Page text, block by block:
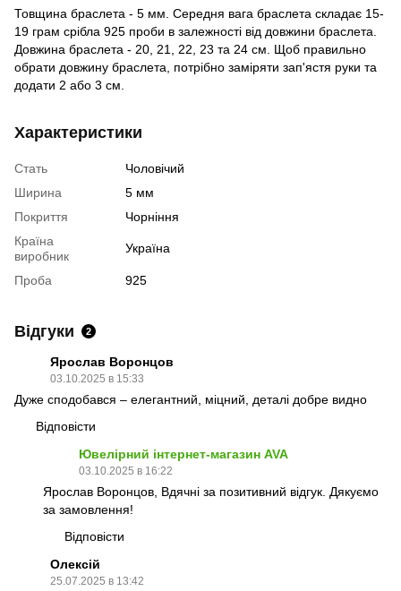
Товщина браслета - 5 мм. Середня вага браслета складає 15-
19 грам срібла 925 проби в залежності від довжини браслета.
Довжина браслета - 20, 21, 22, 23 та 24 см. Щоб правильно
обрати довжину браслета, потрібно заміряти зап'ястя руки та
додати 2 або 3 см.
Характеристики
Стать
Чоловічий
Ширина
5 мм
Покриття
Чорніння
Країна
виробник
Україна
Проба 925
Відгуки 2
Ярослав Воронцов
03.10.2025 в 15:33
Дуже сподобався – елегантний, міцний, деталі добре видно
Відповісти
Ювелірний інтернет-магазин AVA
03.10.2025 в 16:22
Ярослав Воронцов, Вдячні за позитивний відгук. Дякуємо
за замовлення!
Відповісти
Олексій
25.07.2025 в 13:42